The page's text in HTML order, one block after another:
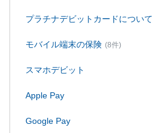
プラチナデビットカードについて
モバイル端末の保険 (8件)
スマホデビット
Apple Pay
Google Pay